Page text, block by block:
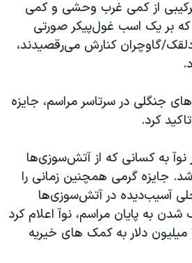
از کمی غرب وحشی و کمی
بر یک اسب غول‌پیکر صورتی
گاوچران کنارش می‌رقصیدند،
جنگلی در سرتاسر مراسم، جایزه
کرد.
نوآ به کسانی که از آتش‌سوزی‌ها
جایزه گرمی همچنین زمانی را
آسیب‌دیده در آتش‌سوزی‌ها
به پایان مراسم، نوآ اعلام کرد
که بینندگان تا کنون ۷ میلیون دلار به کمک های خیریه